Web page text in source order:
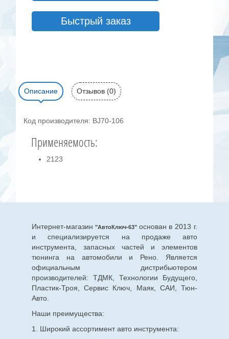
Быстрый заказ
Описание Отзывов (0)
Код производителя: BJ70-106
Применяемость:
2123
Интернет-магазин "АвтоКлюч-63" основан в 2013 г.
и специализируется на продаже авто
инструмента, запасных частей и элементов
тюнинга на автомобили и Рено. Является
официальным дистрибьютером
производителей: ТДМК, Технологии Будущего,
Пластик-Троя, Сервис Ключ, Маяк, САИ, Тюн-
Авто.
Наши преимущества:
1. Широкий ассортимент авто инструмента: